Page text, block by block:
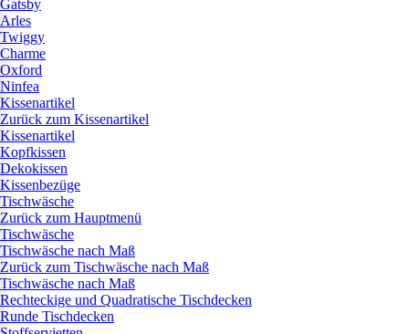
Gatsby
Arles
Twiggy
Charme
Oxford
Ninfea
Kissenartikel
Zurück zum Kissenartikel
Kissenartikel
Kopfkissen
Dekokissen
Kissenbezüge
Tischwäsche
Zurück zum Hauptmenü
Tischwäsche
Tischwäsche nach Maß
Zurück zum Tischwäsche nach Maß
Tischwäsche nach Maß
Rechteckige und Quadratische Tischdecken
Runde Tischdecken